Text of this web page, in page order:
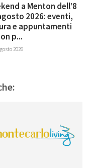
a Menton dell’8
2026: eventi,
e appuntamenti
p...
2026